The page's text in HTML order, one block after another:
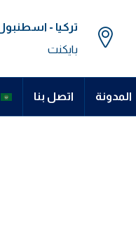
تركيا -
بايكنت
المدونة اتصل بنا